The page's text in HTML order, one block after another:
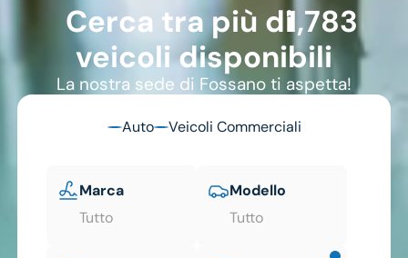
Cerca tra più di1783
veicoli disponibili
La nostra sede di Fossano ti aspetta!
Auto Veicoli Commerciali
Marca
Tutto
Modello
Tutto